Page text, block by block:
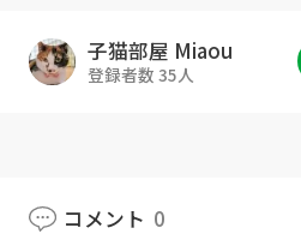
猫部屋グッズ :http://
hop/
Instagram :
https://
room_Miaou/
子猫部屋 Miaou
登録者数 35人
コメント 0